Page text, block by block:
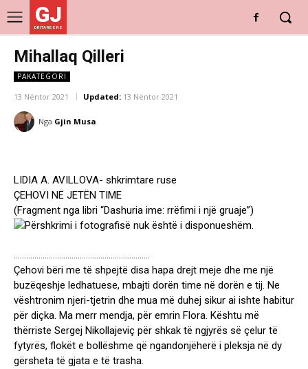
GJ
DRITARE E RE
Mihallaq Qilleri
PAKATEGORI
13 Nëntor 2021 Updated: 13 Nëntor 2021
Nga Gjin Musa
LIDIA A. AVILLOVA- shkrimtare ruse
ÇEHOVI NË JETËN TIME
(Fragment nga libri “Dashuria ime: rrëfimi i një gruaje”)
…………………………………………………………
Çehovi bëri me të shpejtë disa hapa drejt meje dhe me një
buzëqeshje ledhatuese, mbajti dorën time në dorën e tij. Ne
vështronim njeri-tjetrin dhe mua më duhej sikur ai ishte habitur
për diçka. Ma merr mendja, për emrin Flora. Kështu më
thërriste Sergej Nikollajeviç për shkak të ngjyrës së çelur të
fytyrës, flokët e bollëshme që ngandonjëherë i pleksja në dy
gërsheta të gjata e të trasha.